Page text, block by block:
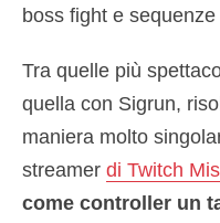
boss fight e
Tra quelle più
quella con Sigrun,
maniera molto
streamer di Twitch
come controller un